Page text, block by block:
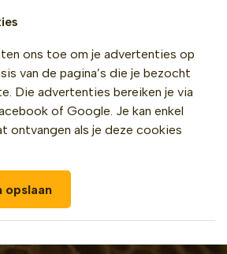
ons toe om je advertenties op
van de pagina’s die je bezocht
Die advertenties bereiken je via
of Google. Je kan enkel
ontvangen als je deze cookies
opslaan